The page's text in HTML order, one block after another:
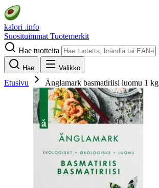
kalori .info
Suosituimmat Tuotemerkit
Hae tuotteita
Hae Valikko
Etusivu Änglamark basmatiriisi luomu 1 kg